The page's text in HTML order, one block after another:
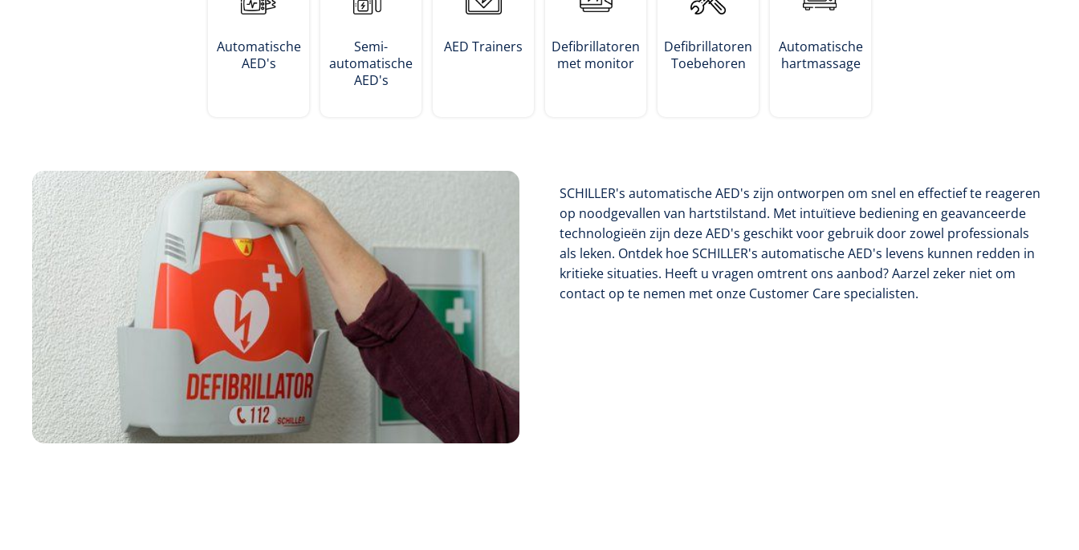
Automatische
AED's
Semi-
automatische
AED's
AED Trainers
Defibrillatoren
met monitor
Defibrillatoren
Toebehoren
Automatische
hartmassage
SCHILLER's automatische AED's zijn ontworpen om snel en effectief te reageren
op noodgevallen van hartstilstand. Met intuïtieve bediening en geavanceerde
technologieën zijn deze AED's geschikt voor gebruik door zowel professionals
als leken. Ontdek hoe SCHILLER's automatische AED's levens kunnen redden in
kritieke situaties. Heeft u vragen omtrent ons aanbod? Aarzel zeker niet om
contact op te nemen met onze Customer Care specialisten.